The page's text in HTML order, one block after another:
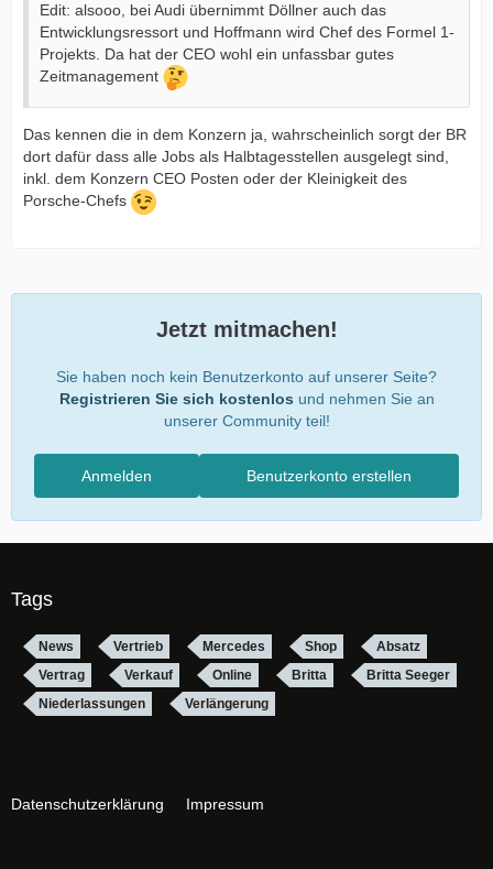
Edit: alsooo, bei Audi übernimmt Döllner auch das
Entwicklungsressort und Hoffmann wird Chef des Formel 1-
Projekts. Da hat der CEO wohl ein unfassbar gutes
Zeitmanagement
Das kennen die in dem Konzern ja, wahrscheinlich sorgt der BR
dort dafür dass alle Jobs als Halbtagesstellen ausgelegt sind,
inkl. dem Konzern CEO Posten oder der Kleinigkeit des
Porsche-Chefs
Jetzt mitmachen!
Sie haben noch kein Benutzerkonto auf unserer Seite?
Registrieren Sie sich kostenlos und nehmen Sie an
unserer Community teil!
Benutzerkonto erstellen
Anmelden
Tags
News Vertrieb Mercedes Shop
Absatz
Vertrag
Verkauf Online Britta
Britta Seeger
Niederlassungen
Verlängerung
Datenschutzerklärung Impressum